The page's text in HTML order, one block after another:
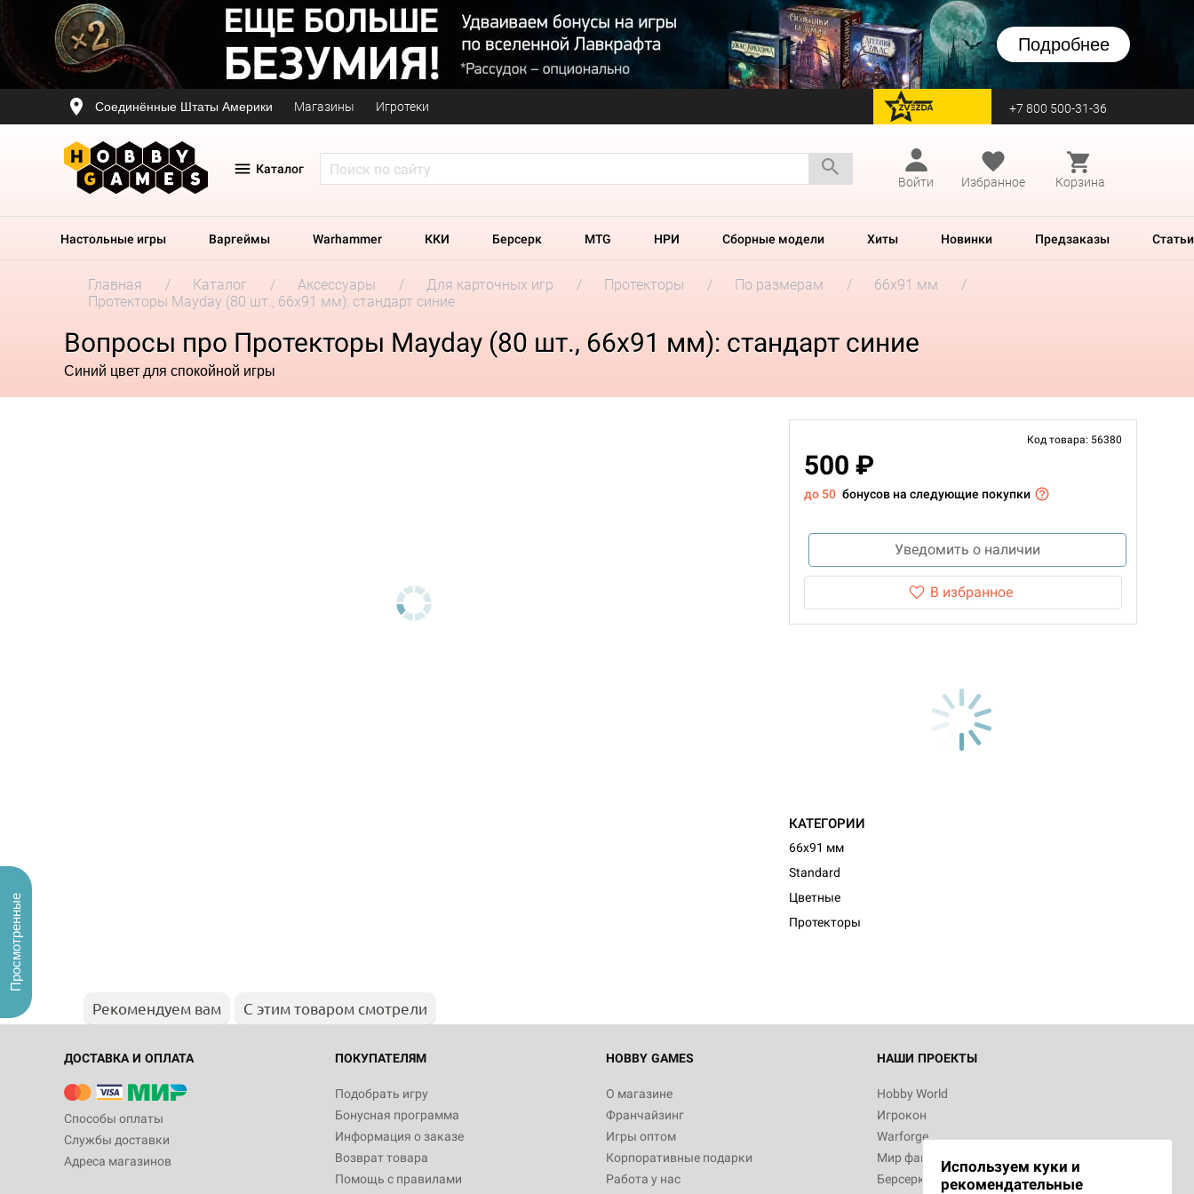
Подробнее
Соединённые Штаты Америки Магазины Игротеки перейти на Zvezda +7 800 500-31-36
Каталог
Войти
Избранное Корзина
Настольные игры Варгеймы Warhammer ККИ Берсерк MTG НРИ Сборные модели Хиты Новинки Предзаказы Статьи
Главная Каталог Аксессуары Для карточных игр Протекторы По размерам
66x91 мм
Протекторы Mayday (80 шт., 66x91 мм): стандарт синие
Вопросы про Протекторы Mayday (80 шт., 66x91 мм): стандарт синие
Синий цвет для спокойной игры
Код товара: 56380
500 ₽
до 50 бонусов на следующие покупки
Уведомить о наличии
В избранное
КАТЕГОРИИ
66x91 мм
Standard
Цветные
Протекторы
Рекомендуем вам С этим товаром смотрели
ДОСТАВКА И ОПЛАТА
Способы оплаты
Службы доставки
Адреса магазинов
ПОКУПАТЕЛЯМ
Подобрать игру
Бонусная программа
Информация о заказе
Возврат товара
Помощь с правилами
HOBBY GAMES
О магазине
Франчайзинг
Игры оптом
Корпоративные подарки
Работа у нас
НАШИ ПРОЕКТЫ
Hobby World
Игрокон
Warforge
Мир фантастики
Берсерк
Используем куки и
рекомендательные
Просмотренные
Настольная игра Hobby World Журнал
"Мир фантастики. Спецвыпуск: Братья
империи: Боевая тревога
799
Настольная игра Hobby World Сумерки
империи. Четвёртая редакция: Грозовой
Рубеж
12 990